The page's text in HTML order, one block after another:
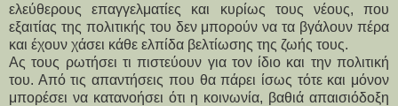
ελεύθερους επαγγελματίες και κυρίως τους νέους, που
εξαιτίας της πολιτικής του δεν μπορούν να τα βγάλουν πέρα
και έχουν χάσει κάθε ελπίδα βελτίωσης της ζωής τους.
Ας τους ρωτήσει τι πιστεύουν για τον ίδιο και την πολιτική
του. Από τις απαντήσεις που θα πάρει ίσως τότε και μόνον
μπορέσει να κατανοήσει ότι η κοινωνία, βαθιά απαισιόδοξη